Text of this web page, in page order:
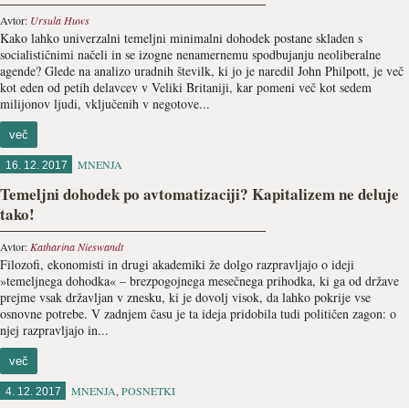
Avtor: Ursula Huws
Kako lahko univerzalni temeljni minimalni dohodek postane skladen s
socialističnimi načeli in se izogne nenamernemu spodbujanju neoliberalne
agende? Glede na analizo uradnih številk, ki jo je naredil John Philpott, je več
kot eden od petih delavcev v Veliki Britaniji, kar pomeni več kot sedem
milijonov ljudi, vključenih v negotove...
več
16. 12. 2017 MNENJA
Temeljni dohodek po avtomatizaciji? Kapitalizem ne deluje
tako!
Avtor: Katharina Nieswandt
Filozofi, ekonomisti in drugi akademiki že dolgo razpravljajo o ideji
»temeljnega dohodka« – brezpogojnega mesečnega prihodka, ki ga od države
prejme vsak državljan v znesku, ki je dovolj visok, da lahko pokrije vse
osnovne potrebe. V zadnjem času je ta ideja pridobila tudi političen zagon: o
njej razpravljajo in...
več
4. 12. 2017 MNENJA, POSNETKI